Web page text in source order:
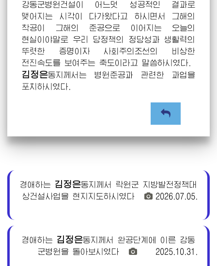
강동군병원건설이 어느덧 성공적인 결과로
맺어지는 시각이 다가왔다고 하시면서 그해의
착공이 그해의 준공으로 이어지는 오늘의
현실이야말로 우리 당정책의 정당성과 생활력의
뚜렷한 증명이자 사회주의조선의 비상한
전진속도를 보여주는 축도이라고 말씀하시였다.
김정은동지께서는 병원준공과 관련한 과업을
포치하시였다.
경애하는 김정은동지께서
락원군 지방발전정책대
상건설사업을 현지지도하시였다
2026.07.05.
경애하는 김정은동지께서
완공단계에 이른 강동
군병원을 돌아보시였다
2025.10.31.